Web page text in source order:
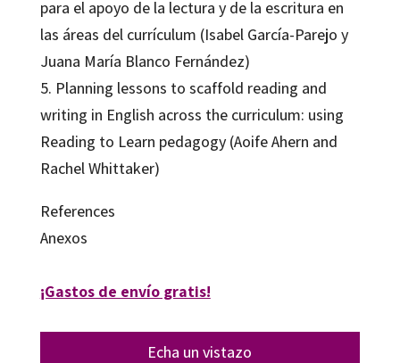
para el apoyo de la lectura y de la escritura en
las áreas del currículum (Isabel García-Parejo y
Juana María Blanco Fernández)
5. Planning lessons to scaffold reading and
writing in English across the curriculum: using
Reading to Learn pedagogy (Aoife Ahern and
Rachel Whittaker)
References
Anexos
¡Gastos de envío gratis!
Echa un vistazo